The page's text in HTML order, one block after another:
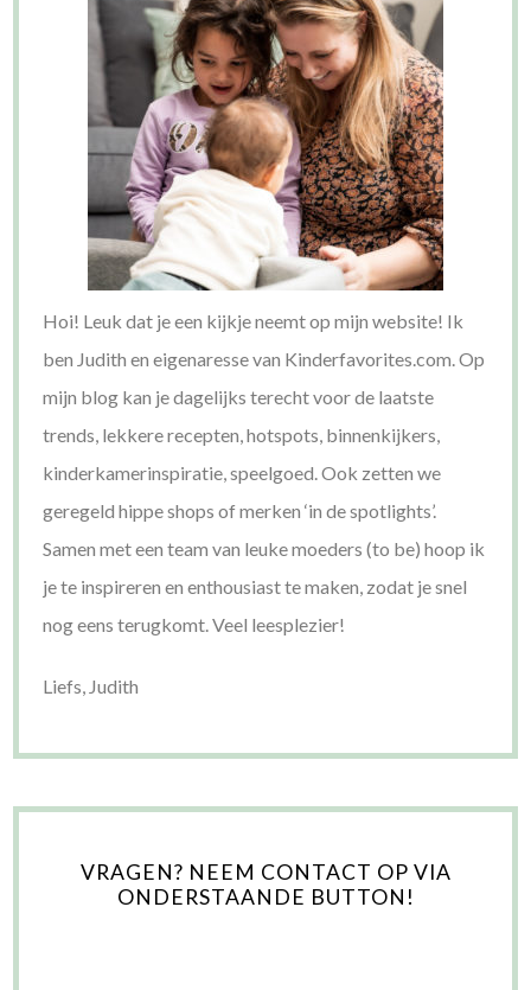
Hoi! Leuk dat je een kijkje neemt op mijn website! Ik
ben Judith en eigenaresse van Kinderfavorites.com. Op
mijn blog kan je dagelijks terecht voor de laatste
trends, lekkere recepten, hotspots, binnenkijkers,
kinderkamerinspiratie, speelgoed. Ook zetten we
geregeld hippe shops of merken ‘in de spotlights’.
Samen met een team van leuke moeders (to be) hoop ik
je te inspireren en enthousiast te maken, zodat je snel
nog eens terugkomt. Veel leesplezier!
Liefs, Judith
VRAGEN? NEEM CONTACT OP VIA
ONDERSTAANDE BUTTON!